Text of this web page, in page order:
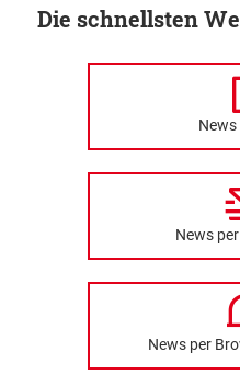
Die schnellsten
News
News
News per